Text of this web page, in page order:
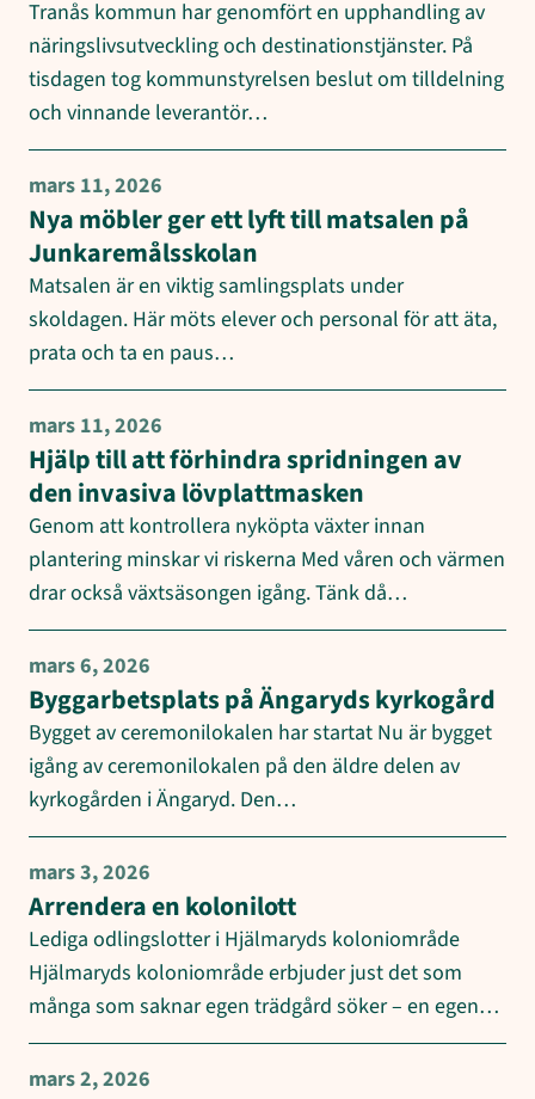
Tranås kommun har genomfört en upphandling av
näringslivsutveckling och destinationstjänster. På
tisdagen tog kommunstyrelsen beslut om tilldelning
och vinnande leverantör…
mars 11, 2026
Nya möbler ger ett lyft till matsalen på
Junkaremålsskolan
Matsalen är en viktig samlingsplats under
skoldagen. Här möts elever och personal för att äta,
prata och ta en paus…
mars 11, 2026
Hjälp till att förhindra spridningen av
den invasiva lövplattmasken
Genom att kontrollera nyköpta växter innan
plantering minskar vi riskerna Med våren och värmen
drar också växtsäsongen igång. Tänk då…
mars 6, 2026
Byggarbetsplats på Ängaryds kyrkogård
Bygget av ceremonilokalen har startat Nu är bygget
igång av ceremonilokalen på den äldre delen av
kyrkogården i Ängaryd. Den…
mars 3, 2026
Arrendera en kolonilott
Lediga odlingslotter i Hjälmaryds koloniområde
Hjälmaryds koloniområde erbjuder just det som
många som saknar egen trädgård söker – en egen…
mars 2, 2026